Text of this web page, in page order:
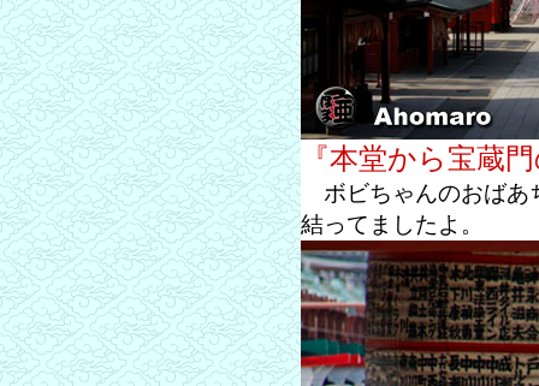
『本堂から宝蔵
ボビちゃんのおばあ
結ってましたよ。